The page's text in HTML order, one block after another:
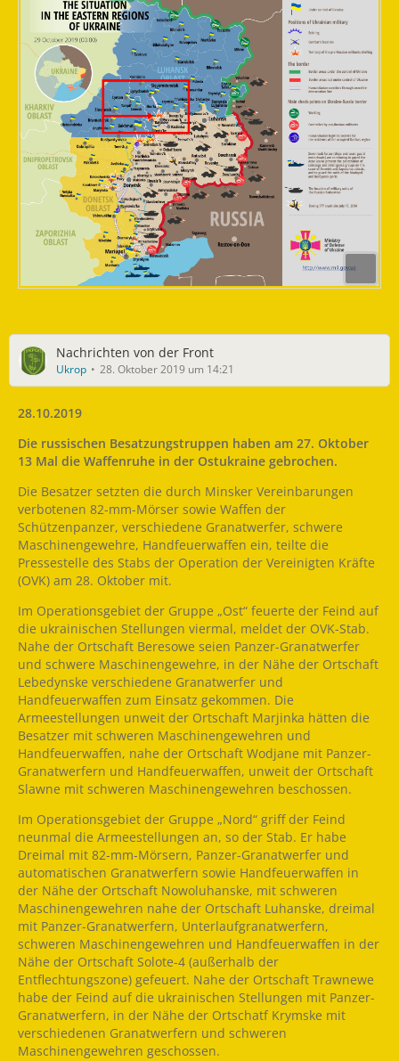
Nachrichten von der Front
Ukrop 28. Oktober 2019 um 14:21
28.10.2019
Die russischen Besatzungstruppen haben am 27. Oktober
13 Mal die Waffenruhe in der Ostukraine gebrochen.
Die Besatzer setzten die durch Minsker Vereinbarungen
verbotenen 82-mm-Mörser sowie Waffen der
Schützenpanzer, verschiedene Granatwerfer, schwere
Maschinengewehre, Handfeuerwaffen ein, teilte die
Pressestelle des Stabs der Operation der Vereinigten Kräfte
(OVK) am 28. Oktober mit.
Im Operationsgebiet der Gruppe „Ost“ feuerte der Feind auf
die ukrainischen Stellungen viermal, meldet der OVK-Stab.
Nahe der Ortschaft Beresowe seien Panzer-Granatwerfer
und schwere Maschinengewehre, in der Nähe der Ortschaft
Lebedynske verschiedene Granatwerfer und
Handfeuerwaffen zum Einsatz gekommen. Die
Armeestellungen unweit der Ortschaft Marjinka hätten die
Besatzer mit schweren Maschinengewehren und
Handfeuerwaffen, nahe der Ortschaft Wodjane mit Panzer-
Granatwerfern und Handfeuerwaffen, unweit der Ortschaft
Slawne mit schweren Maschinengewehren beschossen.
Im Operationsgebiet der Gruppe „Nord“ griff der Feind
neunmal die Armeestellungen an, so der Stab. Er habe
Dreimal mit 82-mm-Mörsern, Panzer-Granatwerfer und
automatischen Granatwerfern sowie Handfeuerwaffen in
der Nähe der Ortschaft Nowoluhanske, mit schweren
Maschinengewehren nahe der Ortschaft Luhanske, dreimal
mit Panzer-Granatwerfern, Unterlaufgranatwerfern,
schweren Maschinengewehren und Handfeuerwaffen in der
Nähe der Ortschaft Solote-4 (außerhalb der
Entflechtungszone) gefeuert. Nahe der Ortschaft Trawnewe
habe der Feind auf die ukrainischen Stellungen mit Panzer-
Granatwerfern, in der Nähe der Ortschatf Krymske mit
verschiedenen Granatwerfern und schweren
Maschinengewehren geschossen.